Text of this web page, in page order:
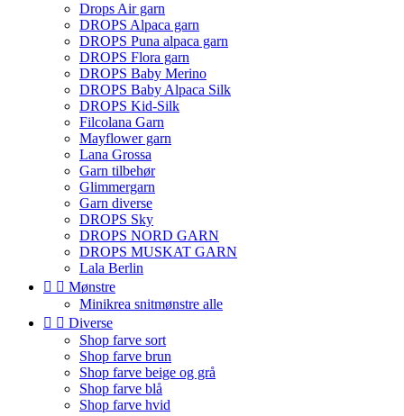
Drops Air garn
DROPS Alpaca garn
DROPS Puna alpaca garn
DROPS Flora garn
DROPS Baby Merino
DROPS Baby Alpaca Silk
DROPS Kid-Silk
Filcolana Garn
Mayflower garn
Lana Grossa
Garn tilbehør
Glimmergarn
Garn diverse
DROPS Sky
DROPS NORD GARN
DROPS MUSKAT GARN
Lala Berlin
  Mønstre
Minikrea snitmønstre alle
  Diverse
Shop farve sort
Shop farve brun
Shop farve beige og grå
Shop farve blå
Shop farve hvid